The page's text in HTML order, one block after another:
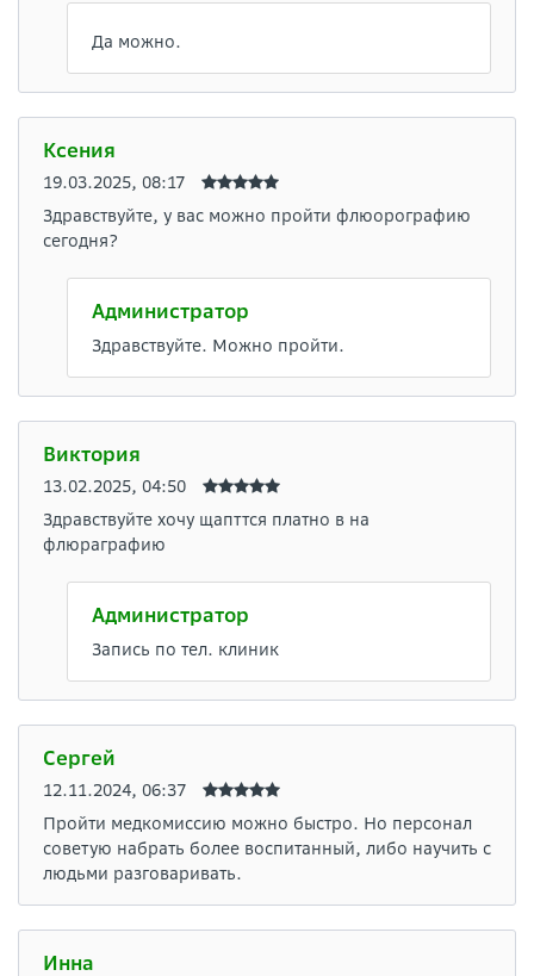
Да можно.
Ксения
19.03.2025, 08:17
Здравствуйте, у вас можно пройти флюорографию
сегодня?
Администратор
Здравствуйте. Можно пройти.
Виктория
13.02.2025, 04:50
Здравствуйте хочу щапттся платно в на
флюраграфию
Администратор
Запись по тел. клиник
Сергей
12.11.2024, 06:37
Пройти медкомиссию можно быстро. Но персонал
советую набрать более воспитанный, либо научить с
людьми разговаривать.
Инна